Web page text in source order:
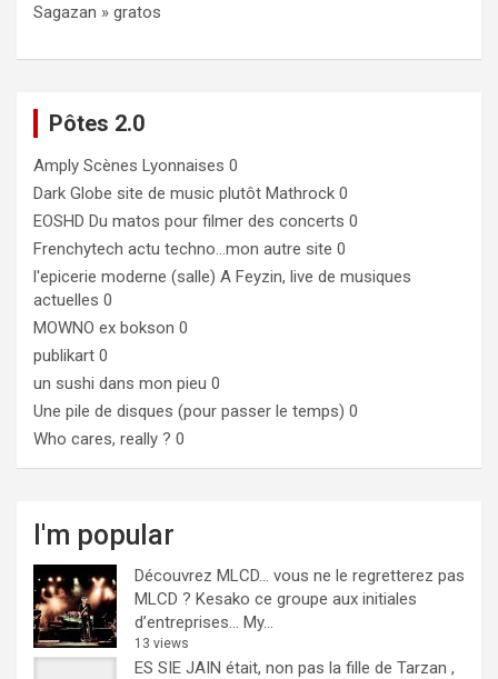
Sagazan » gratos
Pôtes 2.0
Amply Scènes Lyonnaises 0
Dark Globe site de music plutôt Mathrock 0
EOSHD Du matos pour filmer des concerts 0
Frenchytech actu techno…mon autre site 0
l'epicerie moderne (salle) A Feyzin, live de musiques
actuelles 0
MOWNO ex bokson 0
publikart 0
un sushi dans mon pieu 0
Une pile de disques (pour passer le temps) 0
Who cares, really ? 0
I'm popular
Découvrez MLCD… vous ne le regretterez pas
MLCD ? Kesako ce groupe aux initiales
d’entreprises… My...
13 views
ES SIE JAIN était, non pas la fille de Tarzan ,